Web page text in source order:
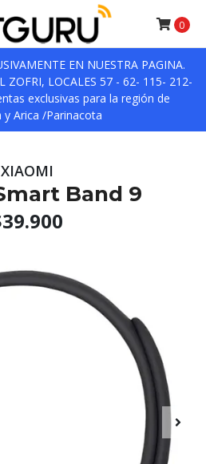
EN NUESTRA PAGINA.
ZOFRI, LOCALES 57 - 62- 115- 212-
exclusivas para la región de
y Arica /Parinacota
0
XIAOMI
Band 9